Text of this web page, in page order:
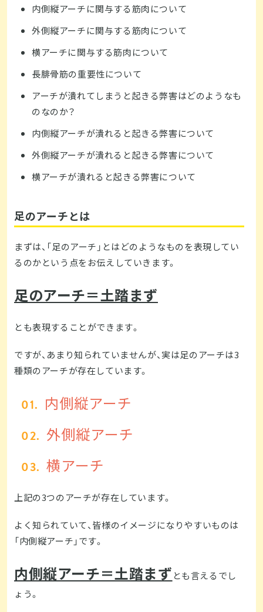
内側縦アーチに関与する筋肉について
外側縦アーチに関与する筋肉について
横アーチに関与する筋肉について
長腓骨筋の重要性について
アーチが潰れてしまうと起きる弊害はどのようなも
のなのか？
内側縦アーチが潰れると起きる弊害について
外側縦アーチが潰れると起きる弊害について
横アーチが潰れると起きる弊害について
足のアーチとは
まずは、「足のアーチ」とはどのようなものを表現してい
るのかという点をお伝えしていきます。
足のアーチ＝土踏まず
とも表現することができます。
ですが、あまり知られていませんが、実は足のアーチは3
種類のアーチが存在しています。
内側縦アーチ
外側縦アーチ
横アーチ
上記の3つのアーチが存在しています。
よく知られていて、皆様のイメージになりやすいものは
「内側縦アーチ」です。
内側縦アーチ＝土踏まず とも言えるでし
ょう。